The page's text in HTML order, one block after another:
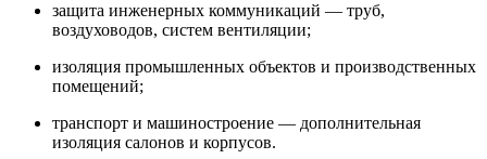
защита инженерных коммуникаций — труб,
воздуховодов, систем вентиляции;
изоляция промышленных объектов и производственных
помещений;
транспорт и машиностроение — дополнительная
изоляция салонов и корпусов.